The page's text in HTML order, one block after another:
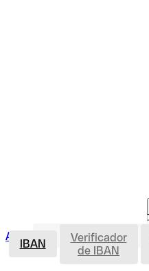
Acceso clientesAbrir cuenta
IBAN
Verificador
de IBAN